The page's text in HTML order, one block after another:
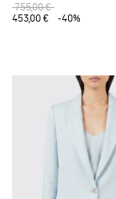
755,00 €
453,00 €
-40%